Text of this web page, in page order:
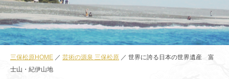
三保松原HOME 芸術の源泉 三保松原
世界に誇る日本の世界遺産 富
士山・紀伊山地